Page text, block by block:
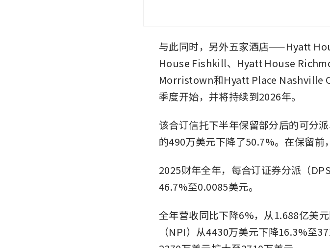
与此同时，另外五家酒店——Hyatt
House Fishkill、Hyatt House
Morristown和Hyatt Place Nashville
季度开始，并将持续到2026年。
该合订信托下半年保留部分后的可分
的490万美元下降了50.7%。在保留前
2025财年全年，每合订证券分派（
46.7%至0.0085美元。
全年营收同比下降6%，从1.688亿美
（NPI）从4430万美元下降16.3%至